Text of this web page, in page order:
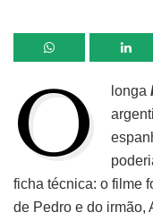
O longa
ficha técnica: o filme
de Pedro e do irmão,